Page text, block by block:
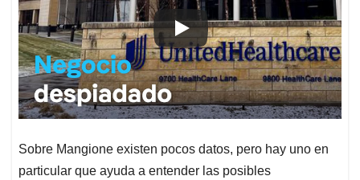
Sobre Mangione existen pocos datos, pero hay uno en
particular que ayuda a entender las posibles